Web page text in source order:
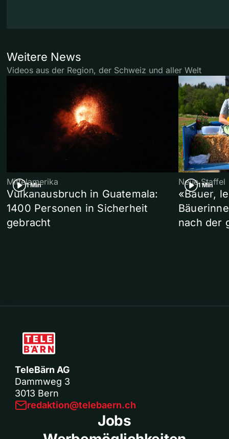
Weitere News
Videos aus der Region, der Schweiz und aller Welt
1 Min
Mittelamerika
Vulkanausbruch in Guatemala:
1400 Personen in Sicherheit
gebracht
1 Min
Neue Staffel
«Bauer,
nach der
TeleBärn AG
Dammweg 3
3013 Bern
redaktion@telebaern.ch
Jobs